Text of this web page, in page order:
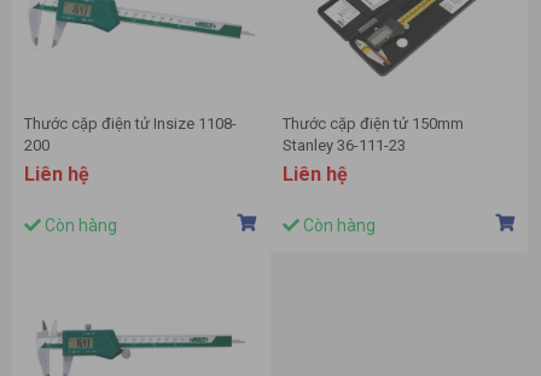
Thước cặp điện tử Insize 1108-
200
Liên hệ
Còn hàng
Thước cặp điện tử 150mm
Stanley 36-111-23
Liên hệ
Còn hàng